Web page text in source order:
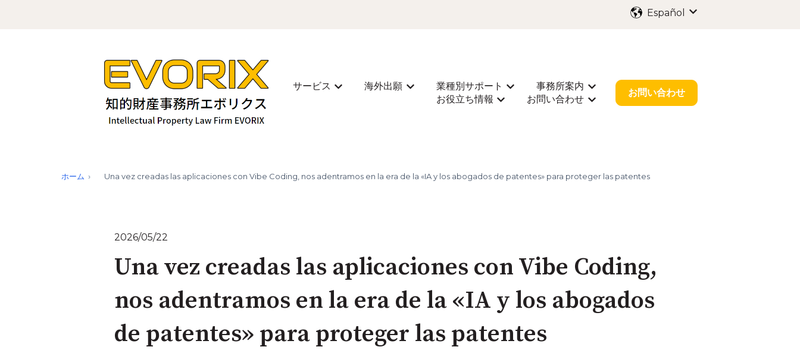
Español
サービス
Mostrar submenú de サービス
海外出願
Mostrar submenú de 海外出願
業種別サポート
Mostrar submenú de 業種別サポート
事務所案内
Mostrar submenú de 事務所案内
お役立ち情報
Mostrar submenú de お役立ち情報
お問い合わせ
Mostrar submenú de お問い合わせ
お問い合わせ
ホーム Una vez creadas las aplicaciones con Vibe Coding, nos adentramos en la era de la «IA y los abogados de patentes» para proteger las patentes
2026/05/22
Una vez creadas las aplicaciones con Vibe Coding,
nos adentramos en la era de la «IA y los abogados
de patentes» para proteger las patentes